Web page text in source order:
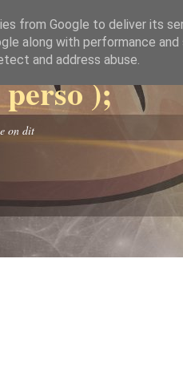
);
on dit
from Google to deliver its
along with performance
and address abuse.